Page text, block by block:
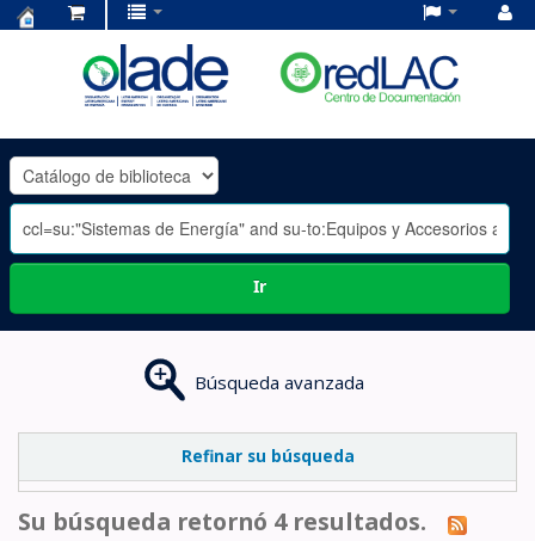
OLADE
-
Ir
Búsqueda avanzada
Refinar su búsqueda
Su búsqueda retornó 4 resultados.